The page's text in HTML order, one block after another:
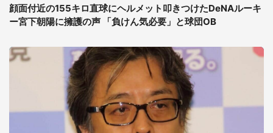
顔面付近の155キロ直球にヘルメット叩きつけたDeNAルーキ
ー宮下朝陽に擁護の声 「負けん気必要」と球団OB